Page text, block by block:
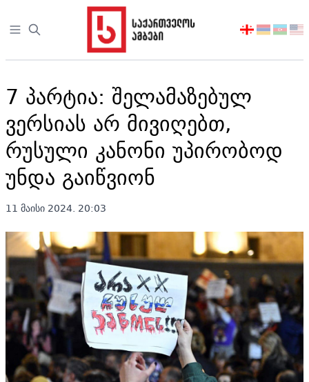
Open sidebar
აირჩიეთ
7 პარტია: შელამაზებულ
ვერსიას არ მივიღებთ,
რუსული კანონი უპირობოდ
უნდა გაიწვიონ
11 მაისი 2024. 20:03